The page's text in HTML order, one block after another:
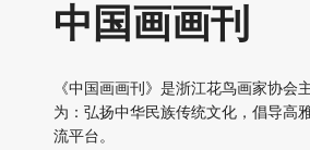
中国画画刊
《中国画画刊》是浙江花鸟画家协
为：弘扬中华民族传统文化，倡导高
流平台。